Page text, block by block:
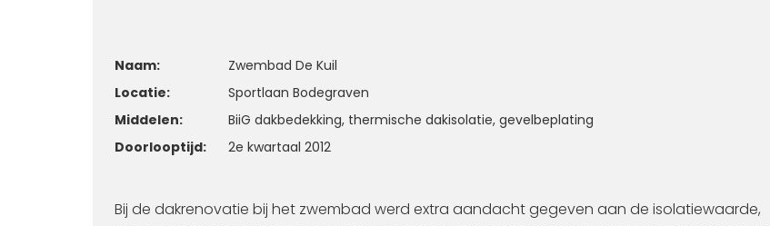
Naam:
Zwembad De Kuil
Locatie:
Sportlaan Bodegraven
Middelen:
BiiG dakbedekking, thermische dakisolatie, gevelbeplating
Doorlooptijd:
2e kwartaal 2012
Bij de dakrenovatie bij het zwembad werd extra aandacht gegeven aan de isolatiewaarde,